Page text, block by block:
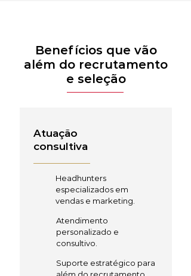
Benefícios que vão
além do recrutamento
e seleção
Atuação
consultiva
Headhunters
especializados em
vendas e marketing.
Atendimento
personalizado e
consultivo.
Suporte estratégico para